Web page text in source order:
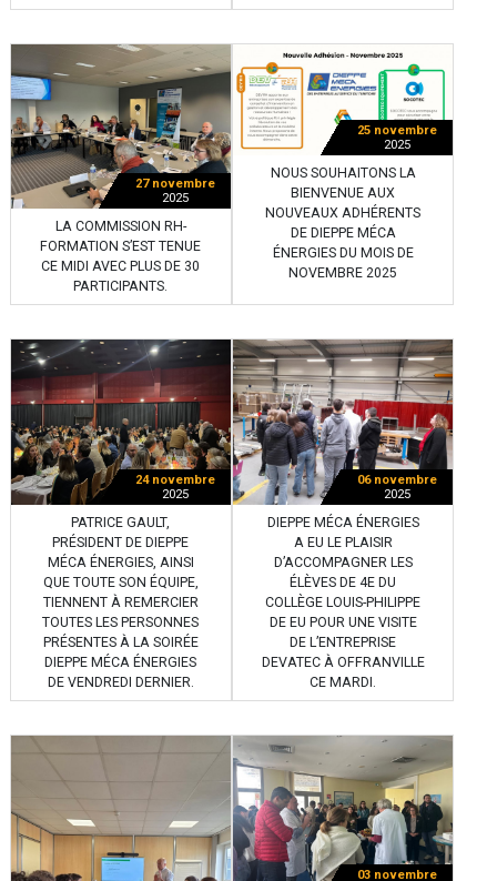
27 novembre
2025
LA COMMISSION RH-
FORMATION S’EST TENUE
CE MIDI AVEC PLUS DE 30
PARTICIPANTS.
25 novembre
2025
NOUS SOUHAITONS LA
BIENVENUE AUX
NOUVEAUX ADHÉRENTS
DE DIEPPE MÉCA
ÉNERGIES DU MOIS DE
NOVEMBRE 2025
24 novembre
2025
PATRICE GAULT,
PRÉSIDENT DE DIEPPE
MÉCA ÉNERGIES, AINSI
QUE TOUTE SON ÉQUIPE,
TIENNENT À REMERCIER
TOUTES LES PERSONNES
PRÉSENTES À LA SOIRÉE
DIEPPE MÉCA ÉNERGIES
DE VENDREDI DERNIER.
06 novembre
2025
DIEPPE MÉCA ÉNERGIES
A EU LE PLAISIR
D’ACCOMPAGNER LES
ÉLÈVES DE 4E DU
COLLÈGE LOUIS-PHILIPPE
DE EU POUR UNE VISITE
DE L’ENTREPRISE
DEVATEC À OFFRANVILLE
CE MARDI.
03 novembre